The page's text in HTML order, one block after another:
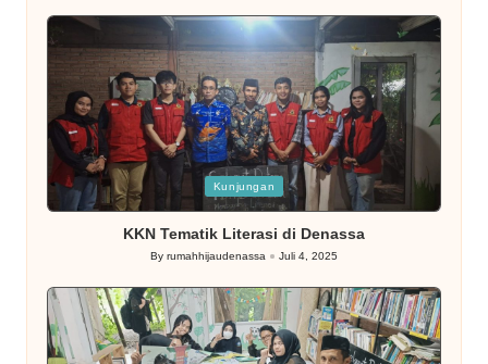
Posted
in
Kunjungan
KKN Tematik Literasi di Denassa
Posted
By rumahhijaudenassa Juli 4, 2025